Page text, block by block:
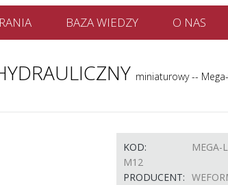
BAZA WIEDZY O NAS
miniaturowy --
KOD:
MEGA-
M12
PRODUCENT: